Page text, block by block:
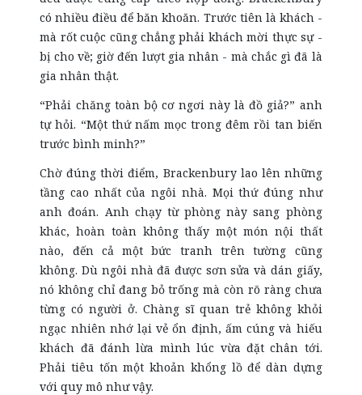
có nhiều điều để băn khoăn. Trước tiên là khách -
mà rốt cuộc cũng chẳng phải khách mời thực sự -
bị cho về; giờ đến lượt gia nhân - mà chắc gì đã là
gia nhân thật.
“Phải chăng toàn bộ cơ ngơi này là đồ giả?” anh
tự hỏi. “Một thứ nấm mọc trong đêm rồi tan biến
trước bình minh?”
Chờ đúng thời điểm, Brackenbury lao lên những
tầng cao nhất của ngôi nhà. Mọi thứ đúng như
anh đoán. Anh chạy từ phòng này sang phòng
khác, hoàn toàn không thấy một món nội thất
nào, đến cả một bức tranh trên tường cũng
không. Dù ngôi nhà đã được sơn sửa và dán giấy,
nó không chỉ đang bỏ trống mà còn rõ ràng chưa
từng có người ở. Chàng sĩ quan trẻ không khỏi
ngạc nhiên nhớ lại vẻ ổn định, ấm cúng và hiếu
khách đã đánh lừa mình lúc vừa đặt chân tới.
Phải tiêu tốn một khoản khổng lồ để dàn dựng
với quy mô như vậy.